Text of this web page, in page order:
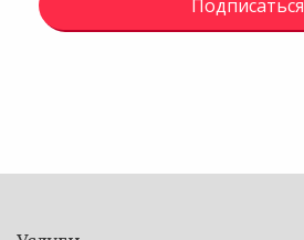
Подписаться